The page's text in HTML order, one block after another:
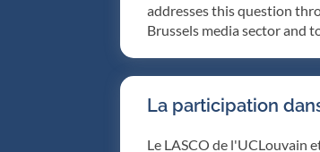
addresses this question
Brussels media sector and
La participation
Le LASCO de l'UCLouvain